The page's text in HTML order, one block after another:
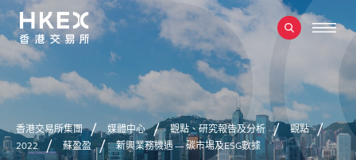
香港交易所集團 媒體中心 觀點、研究報告及分析
觀點
2022
蘇盈盈 新興業務機遇 — 碳市場及ESG數據